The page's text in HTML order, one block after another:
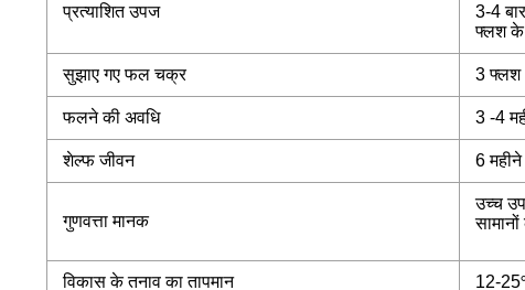
प्रत्याशित उपज
3-4
फ्लश के
सुझाए गए फल चक्र 3 फ्लश
फलने की अवधि 3 -4
शेल्फ जीवन 6 महीने
गुणवत्ता मानक
उच्च
विकास के तनाव का तापमान 12-